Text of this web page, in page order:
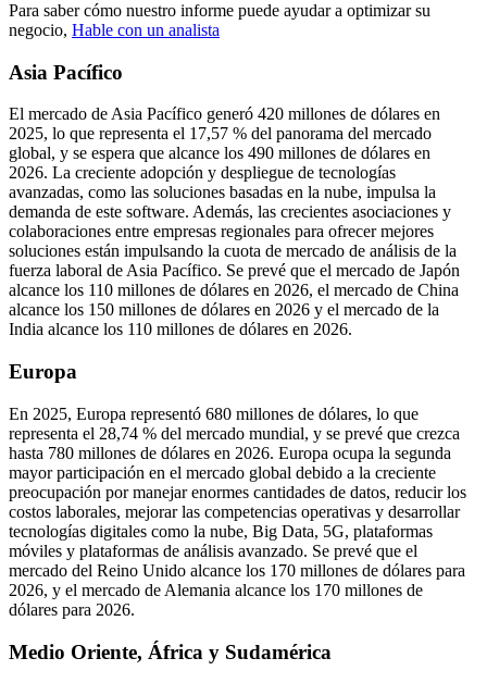
Para saber cómo nuestro informe puede ayudar a optimizar su
negocio, Hable con un analista
Asia Pacífico
El mercado de Asia Pacífico generó 420 millones de dólares en
2025, lo que representa el 17,57 % del panorama del mercado
global, y se espera que alcance los 490 millones de dólares en
2026. La creciente adopción y despliegue de tecnologías
avanzadas, como las soluciones basadas en la nube, impulsa la
demanda de este software. Además, las crecientes asociaciones y
colaboraciones entre empresas regionales para ofrecer mejores
soluciones están impulsando la cuota de mercado de análisis de la
fuerza laboral de Asia Pacífico. Se prevé que el mercado de Japón
alcance los 110 millones de dólares en 2026, el mercado de China
alcance los 150 millones de dólares en 2026 y el mercado de la
India alcance los 110 millones de dólares en 2026.
Europa
En 2025, Europa representó 680 millones de dólares, lo que
representa el 28,74 % del mercado mundial, y se prevé que crezca
hasta 780 millones de dólares en 2026. Europa ocupa la segunda
mayor participación en el mercado global debido a la creciente
preocupación por manejar enormes cantidades de datos, reducir los
costos laborales, mejorar las competencias operativas y desarrollar
tecnologías digitales como la nube, Big Data, 5G, plataformas
móviles y plataformas de análisis avanzado. Se prevé que el
mercado del Reino Unido alcance los 170 millones de dólares para
2026, y el mercado de Alemania alcance los 170 millones de
dólares para 2026.
Medio Oriente, África y Sudamérica